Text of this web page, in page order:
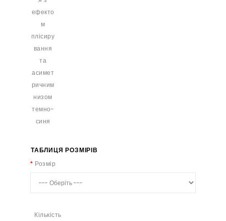
ТАБЛИЦЯ РОЗМІРІВ
Розмір
Кількість